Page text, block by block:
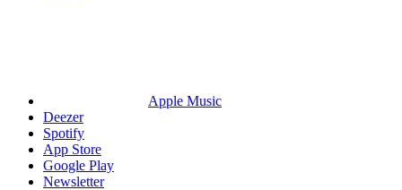
Apple Music
Deezer
Spotify
App Store
Google Play
Newsletter